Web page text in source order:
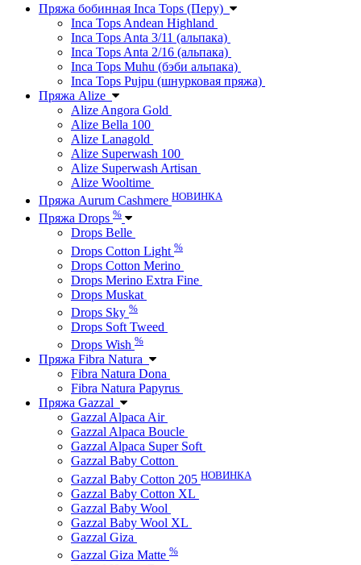
Пряжа бобинная Inca Tops (Перу)
Inca Tops Andean Highland
Inca Tops Anta 3/11 (альпака)
Inca Tops Anta 2/16 (альпака)
Inca Tops Muhu (бэби альпака)
Inca Tops Pujpu (шнурковая пряжа)
Пряжа Alize
Alize Angora Gold
Alize Bella 100
Alize Lanagold
Alize Superwash 100
Alize Superwash Artisan
Alize Wooltime
Пряжа Aurum Cashmere НОВИНКА
Пряжа Drops %
Drops Belle
Drops Cotton Light %
Drops Cotton Merino
Drops Merino Extra Fine
Drops Muskat
Drops Sky %
Drops Soft Tweed
Drops Wish %
Пряжа Fibra Natura
Fibra Natura Dona
Fibra Natura Papyrus
Пряжа Gazzal
Gazzal Alpaca Air
Gazzal Alpaca Boucle
Gazzal Alpaca Super Soft
Gazzal Baby Cotton
Gazzal Baby Cotton 205 НОВИНКА
Gazzal Baby Cotton XL
Gazzal Baby Wool
Gazzal Baby Wool XL
Gazzal Giza
Gazzal Giza Matte %